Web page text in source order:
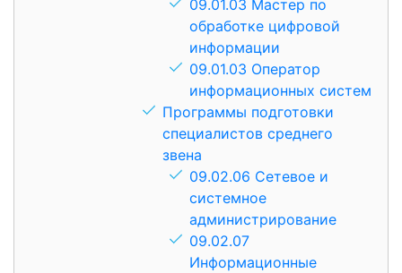
09.01.03 Мастер по
обработке цифровой
информации
09.01.03 Оператор
информационных систем
Программы подготовки
специалистов среднего
звена
09.02.06 Сетевое и
системное
администрирование
09.02.07
Информационные